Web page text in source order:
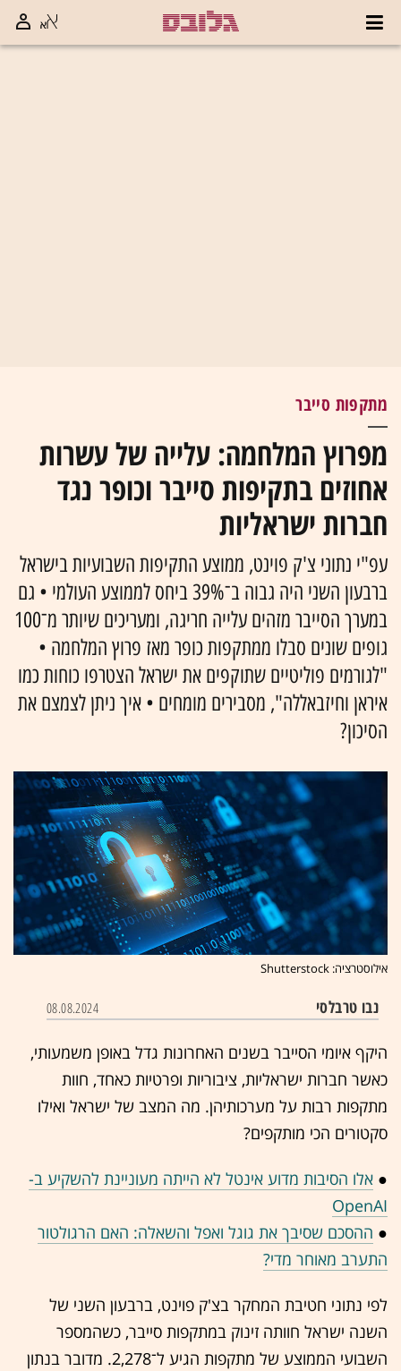
מתקפות סייבר
מפרוץ המלחמה: עלייה של עשרות
אחוזים בתקיפות סייבר וכופר נגד
חברות ישראליות
עפ"י נתוני צ'ק פוינט, ממוצע התקיפות השבועיות בישראל
ברבעון השני היה גבוה ב־39% ביחס לממוצע העולמי • גם
במערך הסייבר מזהים עלייה חריגה, ומעריכים שיותר מ־100
גופים שונים סבלו ממתקפות כופר מאז פרוץ המלחמה •
"לגורמים פוליטיים שתוקפים את ישראל הצטרפו כוחות כמו
איראן וחיזבאללה", מסבירים מומחים • איך ניתן לצמצם את
הסיכון?
אילוסטרציה: Shutterstock
נבו טרבלסי 08.08.2024
היקף איומי הסייבר בשנים האחרונות גדל באופן משמעותי,
כאשר חברות ישראליות, ציבוריות ופרטיות כאחד, חוות
מתקפות רבות על מערכותיהן. מה המצב של ישראל ואילו
סקטורים הכי מותקפים?
● אלו הסיבות מדוע אינטל לא הייתה מעוניינת להשקיע ב-
OpenAI
● ההסכם שסיבך את גוגל ואפל והשאלה: האם הרגולטור
התערב מאוחר מדי?
לפי נתוני חטיבת המחקר בצ'ק פוינט, ברבעון השני של
השנה ישראל חוותה זינוק במתקפות סייבר, כשהמספר
השבועי הממוצע של מתקפות הגיע ל־2,278. מדובר בנתון